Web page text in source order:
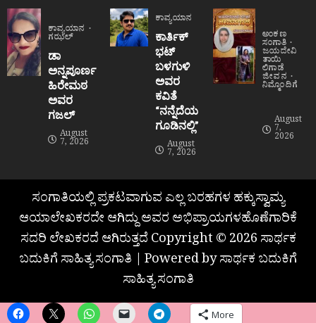
ಕಾವ್ಯಯಾನ
ಗಝಲ್
ಡಾ
ಅನ್ನಪೂರ್ಣ
ಹಿರೇಮಠ
ಅವರ
ಗಜಲ್
August
7, 2026
ಕಾವ್ಯಯಾನ
ಕಾರ್ತಿಕ್
ಭಟ್
ಬಳಗುಳಿ
ಅವರ
ಕವಿತೆ
“ನನ್ನೆದೆಯ
ಗೂಡಿನಲ್ಲಿ”
August
7, 2026
ಅಂಕಣ
ಸಂಗಾತಿ
ಜಯದೇವಿ
ತಾಯಿ
ಲಿಗಾಡೆ
ಜೀವನ
ನಿಮ್ಮೊಂದಿಗೆ
August
7,
2026
ಸಂಗಾತಿಯಲ್ಲಿ ಪ್ರಕಟವಾಗುವ ಎಲ್ಲ ಬರಹಗಳ ಹಕ್ಕುಸ್ವಾಮ್ಯ
ಆಯಾಲೇಖಕರದೇ ಆಗಿದ್ದು ಅವರ ಅಭಿಪ್ರಾಯಗಳಹೊಣೆಗಾರಿಕೆ
ಸದರಿ ಲೇಖಕರದೆ ಆಗಿರುತ್ತದೆ Copyright © 2026 ಸಾರ್ಥಕ
ಬದುಕಿಗೆ ಸಾಹಿತ್ಯ ಸಂಗಾತಿ | Powered by ಸಾರ್ಥಕ ಬದುಕಿಗೆ
ಸಾಹಿತ್ಯ ಸಂಗಾತಿ
More